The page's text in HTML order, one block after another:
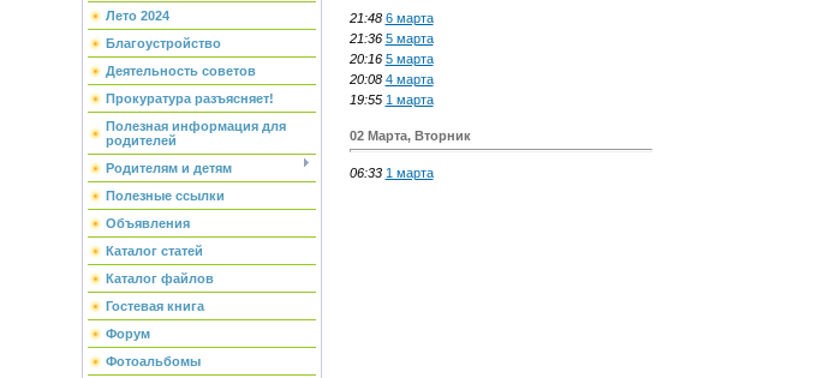
Лето 2024
Благоустройство
Деятельность советов
Прокуратура разъясняет!
Полезная информация для
родителей
Родителям и детям
Полезные ссылки
Объявления
Каталог статей
Каталог файлов
Гостевая книга
Форум
Фотоальбомы
21:48 6 марта
21:36 5 марта
20:16 5 марта
20:08 4 марта
19:55 1 марта
02 Марта, Вторник
06:33 1 марта